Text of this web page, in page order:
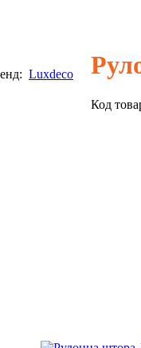
Luxdeco
Код